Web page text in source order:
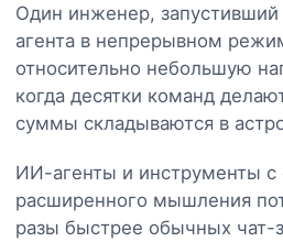
Один инженер,
агента в непрерывном
относительно небольшую
когда десятки команд
суммы складываются в
ИИ-агенты и инструменты с
расширенного мышления
разы быстрее обычных чат-